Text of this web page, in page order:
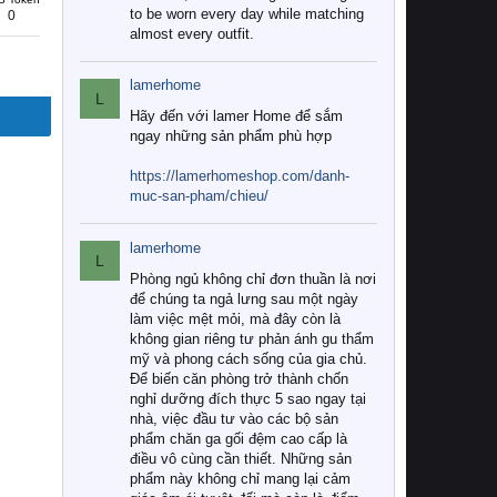
0
to be worn every day while matching
almost every outfit.
L
lamerhome
Hãy đến với lamer Home để sắm
ngay những sản phẩm phù hợp
https://lamerhomeshop.com/danh-
muc-san-pham/chieu/
L
lamerhome
Phòng ngủ không chỉ đơn thuần là nơi
để chúng ta ngả lưng sau một ngày
làm việc mệt mỏi, mà đây còn là
không gian riêng tư phản ánh gu thẩm
mỹ và phong cách sống của gia chủ.
Để biến căn phòng trở thành chốn
nghỉ dưỡng đích thực 5 sao ngay tại
nhà, việc đầu tư vào các bộ sản
phẩm chăn ga gối đệm cao cấp là
điều vô cùng cần thiết. Những sản
phẩm này không chỉ mang lại cảm